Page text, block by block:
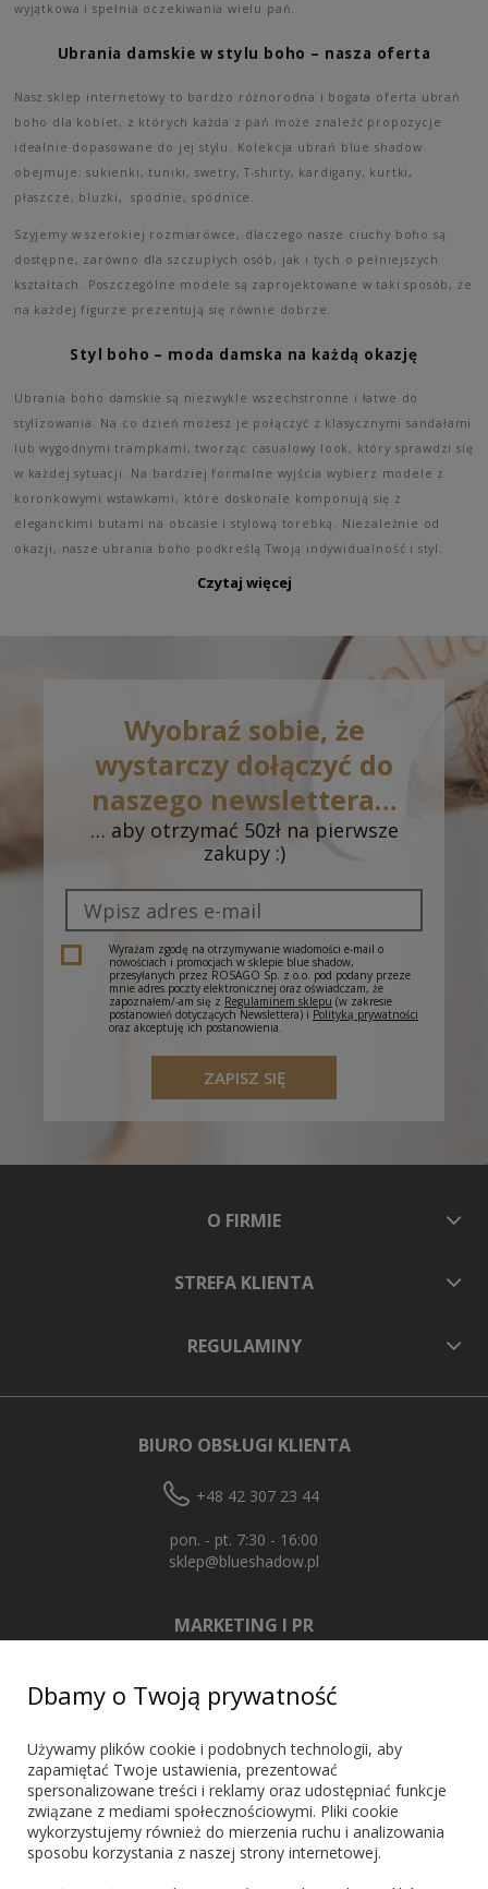
wyjątkowa i spełnia oczekiwania wielu pań.
Ubrania damskie w stylu boho – nasza oferta
Nasz sklep internetowy to bardzo różnorodna i bogata oferta ubrań
boho dla kobiet, z których każda z pań może znaleźć propozycje
idealnie dopasowane do jej stylu. Kolekcja ubrań blue shadow
obejmuje: sukienki, tuniki, swetry, T-shirty, kardigany, kurtki,
płaszcze, bluzki, spodnie, spódnice.
Szyjemy w szerokiej rozmiarówce, dlaczego nasze ciuchy boho są
dostępne, zarówno dla szczupłych osób, jak i tych o pełniejszych
kształtach. Poszczególne modele są zaprojektowane w taki sposób, że
na każdej figurze prezentują się równie dobrze.
Styl boho – moda damska na każdą okazję
Ubrania boho damskie są niezwykle wszechstronne i łatwe do
stylizowania. Na co dzień możesz je połączyć z klasycznymi sandałami
lub wygodnymi trampkami, tworząc casualowy look, który sprawdzi się
w każdej sytuacji. Na bardziej formalne wyjścia wybierz modele z
koronkowymi wstawkami, które doskonale komponują się z
eleganckimi butami na obcasie i stylową torebką. Niezależnie od
okazji, nasze ubrania boho podkreślą Twoją indywidualność i styl.
Czytaj więcej
Wyobraź sobie, że
wystarczy dołączyć do
naszego newslettera…
… aby otrzymać 50zł na pierwsze
zakupy :)
Wyrażam zgodę na otrzymywanie wiadomości e-mail o
nowościach i promocjach w sklepie blue shadow,
przesyłanych przez ROSAGO Sp. z o.o. pod podany przeze
mnie adres poczty elektronicznej oraz oświadczam, że
zapoznałem/-am się z Regulaminem sklepu (w zakresie
postanowień dotyczących Newslettera) i Polityką prywatności
oraz akceptuję ich postanowienia.
ZAPISZ SIĘ
O FIRMIE
STREFA KLIENTA
REGULAMINY
BIURO OBSŁUGI KLIENTA
+48 42 307 23 44
pon. - pt. 7:30 - 16:00
sklep@blueshadow.pl
MARKETING I PR
ZNAJDŹ NAS
Dbamy o Twoją prywatność
Używamy plików cookie i podobnych technologii, aby
zapamiętać Twoje ustawienia, prezentować
spersonalizowane treści i reklamy oraz udostępniać funkcje
związane z mediami społecznościowymi. Pliki cookie
wykorzystujemy również do mierzenia ruchu i analizowania
sposobu korzystania z naszej strony internetowej.